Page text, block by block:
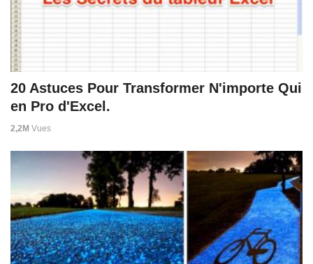
20 Astuces Pour Transformer N'importe Qui
en Pro d'Excel.
2,2M Vues